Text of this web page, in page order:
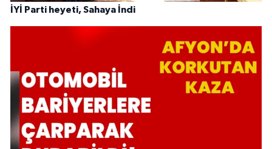
İYİ Parti heyeti, Sahaya İndi